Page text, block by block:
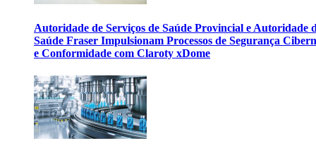
Autoridade de Serviços de Saúde Provincial e Autoridade
Saúde Fraser Impulsionam Processos de Segurança
e Conformidade com Claroty xDome